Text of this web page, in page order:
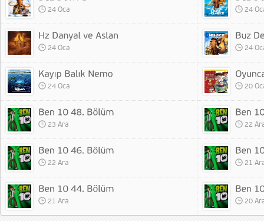
24 Oca 24
24 Oca 24
24 Oca 20
23 Ara 22
22 Ara 21
21 Ara 20